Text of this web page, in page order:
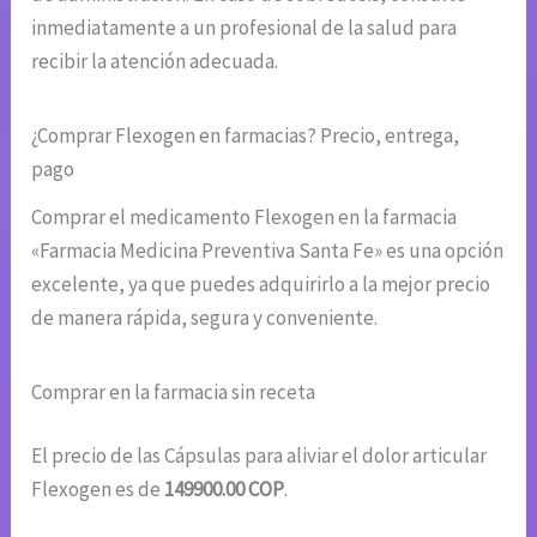
inmediatamente a un profesional de la salud para
recibir la atención adecuada.
¿Comprar Flexogen en farmacias? Precio, entrega,
pago
Comprar el medicamento Flexogen en la farmacia
«Farmacia Medicina Preventiva Santa Fe» es una opción
excelente, ya que puedes adquirirlo a la mejor precio
de manera rápida, segura y conveniente.
Comprar en la farmacia sin receta
El precio de las Cápsulas para aliviar el dolor articular
Flexogen es de 149900.00 COP.